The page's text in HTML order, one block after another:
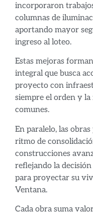
incorporaron
columnas de
aportando mayor
ingreso al loteo.
Estas mejoras
integral que busca
proyecto con
siempre el orden y la
comunes.
En paralelo, las
ritmo de
construcciones
reflejando la
para proyectar su
Ventana.
Cada obra suma